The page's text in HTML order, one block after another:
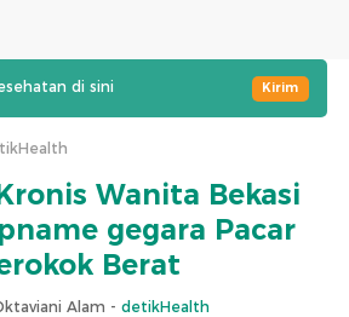
di sini Kirim
Wanita Bekasi
gegara Pacar
Berat
Alam - detikHealth